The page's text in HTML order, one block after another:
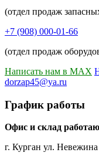
(отдел продаж
+7 (908) 000-01-66
(отдел продаж
Написать нам в MAX
dorzap45@ya.ru
График работы
Офис и склад
г. Курган ул.